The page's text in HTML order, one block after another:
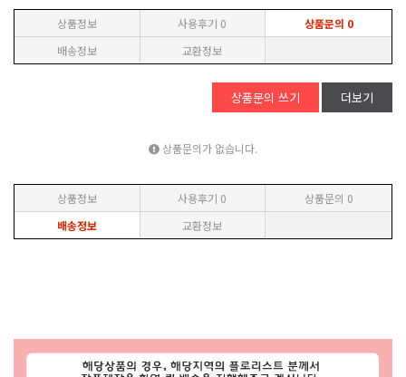
상품정보 사용후기 0 상품문의 0
배송정보
교환정보
상품문의 쓰기 더보기
상품문의가 없습니다.
상품정보 사용후기 0 상품문의 0
배송정보
교환정보